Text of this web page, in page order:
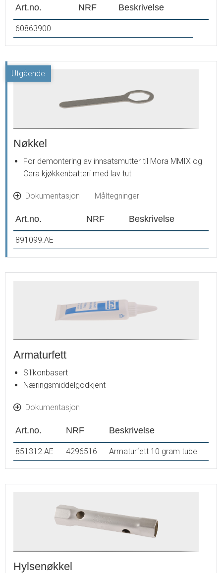
Art.no. NRF Beskrivelse
60863900
Nøkkel
For demontering av innsatsmutter til Mora MMIX og
Cera kjøkkenbatteri med lav tut
Dokumentasjon Måltegninger
Art.no. NRF Beskrivelse
891099.AE
Armaturfett
Silikonbasert
Næringsmiddelgodkjent
Dokumentasjon
Art.no. NRF Beskrivelse
851312.AE 4296516 Armaturfett 10 gram tube
Hylsenøkkel